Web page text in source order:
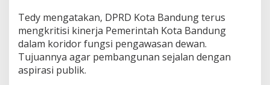
t
a
,
D
P
Tedy mengatakan, DPRD Kota Bandung terus
mengkritisi kinerja Pemerintah Kota Bandung
dalam koridor fungsi pengawasan dewan.
Tujuannya agar pembangunan sejalan dengan
aspirasi publik.